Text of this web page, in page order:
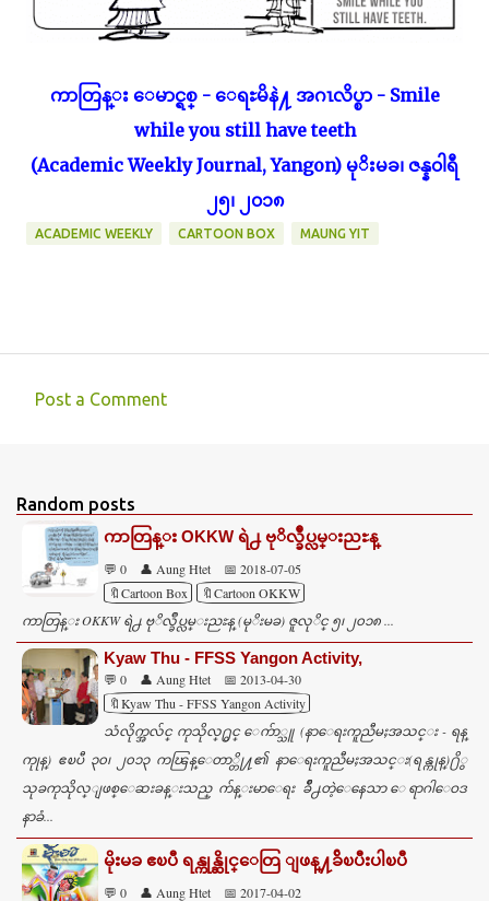
ကာတြန္း ေမာင္ရစ္ - ေရႊမိနဲ႔ အဂၤလိပ္စာ - Smile
while you still have teeth
(Academic Weekly Journal, Yangon) မုိးမခ၊ ဇန္န၀ါရီ
၂၅၊ ၂၀၁၈
ACADEMIC WEEKLY CARTOON BOX MAUNG YIT
m
e
n
s
Post a Comment
Random posts
ကာတြန္း OKKW ရဲ႕ ဗုိလ္ခ်ဳပ္လမ္းညႊန္
💬 0 👤 Aung Htet
📅 2018-07-05
🔖Cartoon Box
🔖Cartoon OKKW
ကာတြန္း OKKW ရဲ႕ ဗုိလ္ခ်ဳပ္လမ္းညႊန္ (မုိးမခ) ဇူလုိင္ ၅၊ ၂၀၁၈ ...
Kyaw Thu - FFSS Yangon Activity,
💬 0 👤 Aung Htet
📅 2013-04-30
🔖Kyaw Thu - FFSS Yangon Activity
သံလိုက္အလ်င္ ကုသိုလ္႐ွင္ ေက်ာ္သူ (နာေရးကူညီမႈအသင္း - ရန္
ကုုန္) ဧၿပီ ၃၀၊ ၂၀၁၃ ကၽြန္ေတာ္တို႔၏ နာေရးကူညီမႈအသင္း(ရန္ကုန္)႐ိွ
သုခကုသိုလ္ျဖစ္ေဆးခန္းသည္ က်န္းမာေရး ခ်ိဳ႕တဲ့ေနေသာ ေရာဂါေဝဒ
နာခံ...
မိုးမခ ဧၿပီ ရန္ကုန္ဆိုင္ေတြ ျဖန္႔ခ်ိၿပီးပါၿပီ
💬 0 👤 Aung Htet
📅 2017-04-02